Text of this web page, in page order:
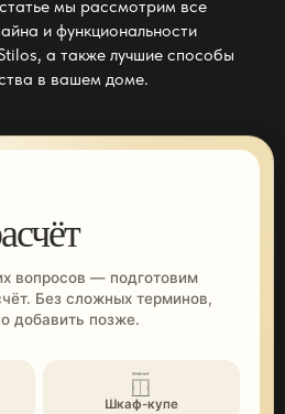
мы рассмотрим все
и функциональности
а также лучшие способы
в вашем доме.
вопросов — подготовим
Без сложных терминов,
добавить позже.
Шкаф-купе